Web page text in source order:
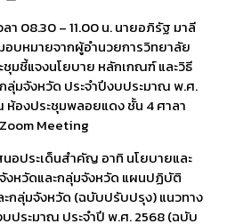
า 08.30 – 11.00 น. นายอภิรัฐ มาลี
บหมายจากผู้อำนวยการวิทยาลัย
ชุมชี้แจงนโยบาย หลักเกณฑ์ และวิธี
ลุ่มจังหวัด ประจำปีงบประมาณ พ.ศ.
องประชุมพลอยแดง ชั้น 4 ศาลา
Meeting
นอประเด็นสำคัญ อาทิ นโยบายและ
หวัดและกลุ่มจังหวัด แผนปฏิบัติ
ะกลุ่มจังหวัด (ฉบับปรับปรุง) แนวทาง
ประมาณ ประจำปี พ.ศ. 2568 (ฉบับ